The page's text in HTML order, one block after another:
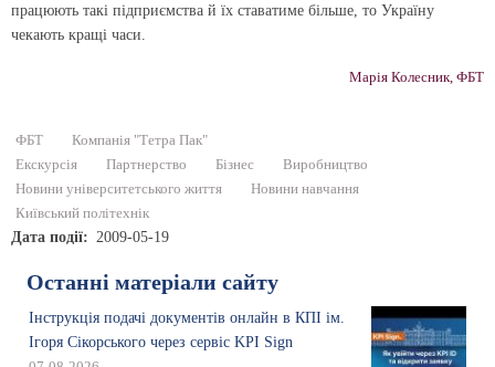
працюють такі підприємства й їх ставатиме більше, то Україну
чекають кращі часи.
Марія Колесник, ФБТ
ФБТ
Компанія "Тетра Пак"
Екскурсія
Партнерство Бізнес
Виробництво
Новини університетського життя
Новини навчання
Київський політехнік
Дата події 2009-05-19
Останні матеріали сайту
Інструкція подачі документів онлайн в КПІ ім.
Ігоря Сікорського через сервіс KPI Sign